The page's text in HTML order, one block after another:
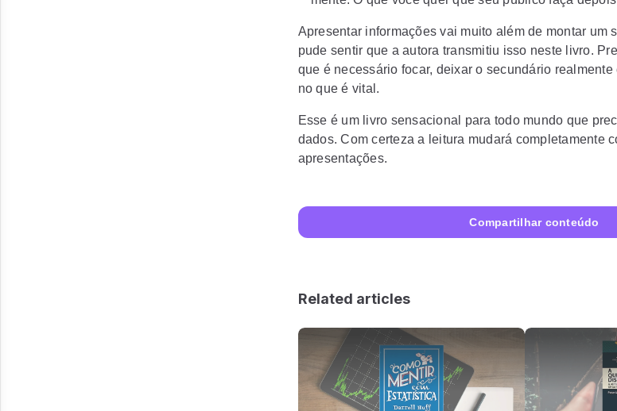
Apresentar informações vai muito além de montar um
pude sentir que a autora transmitiu isso neste livro.
que é necessário focar, deixar o secundário
no que é vital.
Esse é um livro sensacional para todo mundo que
dados. Com certeza a leitura mudará completamente
apresentações.
Compartilhar conteúdo
Related articles